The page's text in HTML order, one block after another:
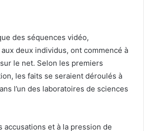
des séquences vidéo,
deux individus, ont commencé à
le net. Selon les premiers
les faits se seraient déroulés à
l’un des laboratoires de sciences
accusations et à la pression de